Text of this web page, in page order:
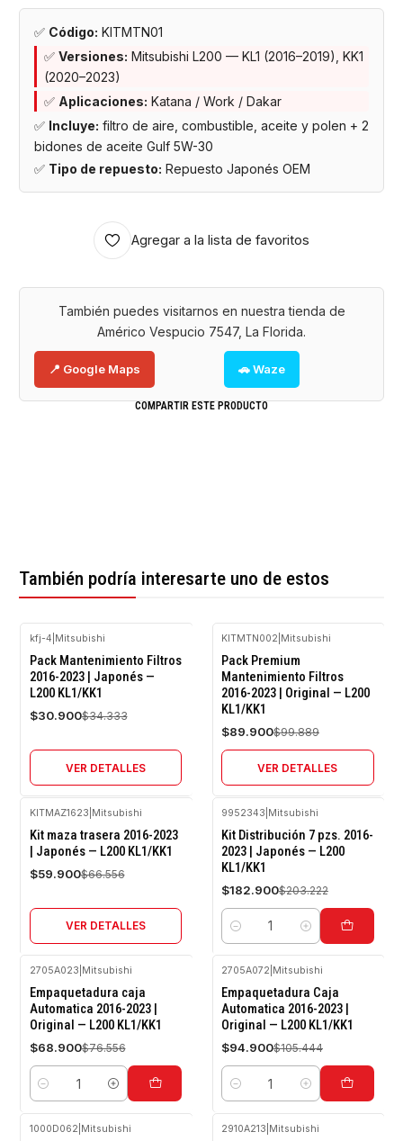
✅ Código: KITMTN01
✅ Versiones: Mitsubishi L200 — KL1 (2016–2019), KK1
(2020–2023)
✅ Aplicaciones: Katana / Work / Dakar
✅ Incluye: filtro de aire, combustible, aceite y polen + 2
bidones de aceite Gulf 5W-30
✅ Tipo de repuesto: Repuesto Japonés OEM
Agregar a la lista de favoritos
También puedes visitarnos en nuestra tienda de
Américo Vespucio 7547, La Florida.
📍 Google Maps 🚗 Waze
COMPARTIR ESTE PRODUCTO
También podría interesarte uno de estos
-10%
OFF
Agotado
kfj-4 Mitsubishi
Pack Mantenimiento Filtros
2016-2023 | Japonés —
L200 KL1/KK1
$30.900$34.333
VER DETALLES
-10%
OFF
Agotado
KITMTN002 Mitsubishi
Pack Premium
Mantenimiento Filtros
2016-2023 | Original — L200
KL1/KK1
$89.900$99.889
VER DETALLES
-10%
OFF
KITMAZ1623 Mitsubishi
Kit maza trasera 2016-2023
| Japonés — L200 KL1/KK1
$59.900$66.556
VER DETALLES
-10%
OFF
9952343 Mitsubishi
Kit Distribución 7 pzs. 2016-
2023 | Japonés — L200
KL1/KK1
$182.900$203.222
Cantidad
-10%
OFF
2705A023 Mitsubishi
Empaquetadura caja
Automatica 2016-2023 |
Original — L200 KL1/KK1
$68.900$76.556
Cantidad
-10%
OFF
2705A072 Mitsubishi
Empaquetadura Caja
Automatica 2016-2023 |
Original — L200 KL1/KK1
$94.900$105.444
Cantidad
1000D062 Mitsubishi 2910A213 Mitsubishi